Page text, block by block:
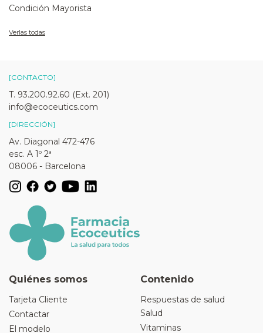
Condición Mayorista
Verlas todas
[CONTACTO]
T. 93.200.92.60 (Ext. 201)
info@ecoceutics.com
[DIRECCIÓN]
Av. Diagonal 472-476
esc. A 1º 2ª
08006 - Barcelona
Quiénes somos
Tarjeta Cliente
Contactar
El modelo
Contenido
Respuestas de salud
Salud
Vitaminas